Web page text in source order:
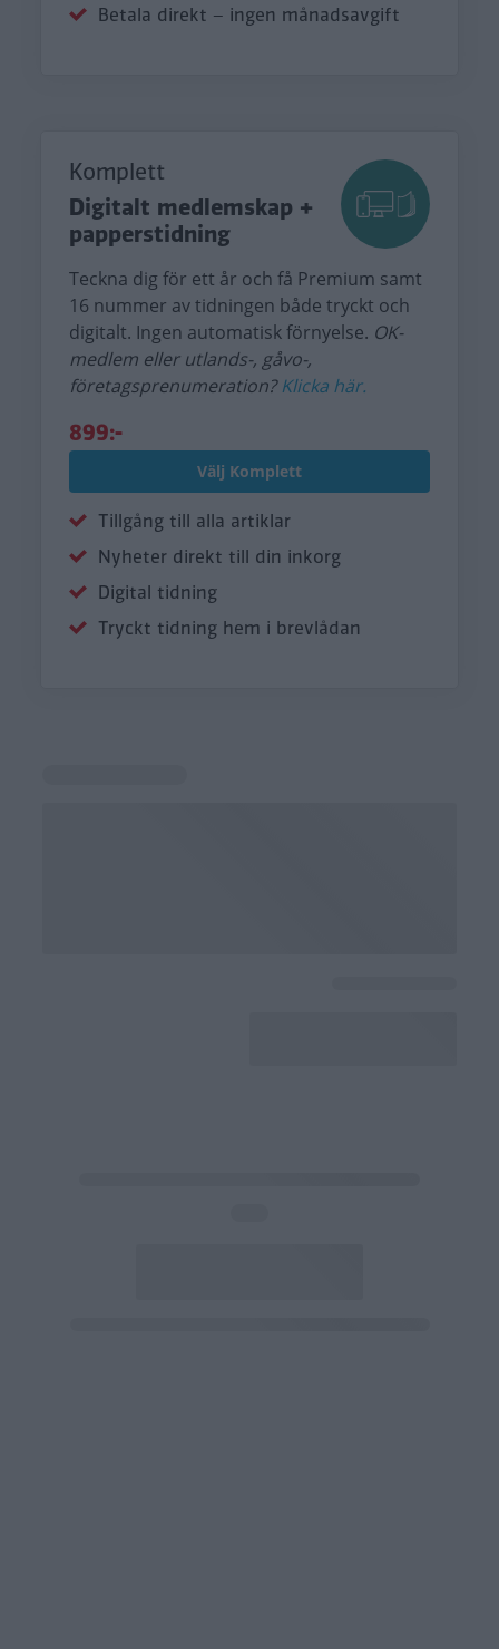
Betala direkt – ingen månadsavgift
Komplett
Digitalt medlemskap +
papperstidning
Teckna dig för ett år och få Premium samt
16 nummer av tidningen både tryckt och
digitalt. Ingen automatisk förnyelse. OK-
medlem eller utlands-, gåvo-,
företagsprenumeration?Klicka här.
899:-
Välj Komplett
Tillgång till alla artiklar
Nyheter direkt till din inkorg
Digital tidning
Tryckt tidning hem i brevlådan